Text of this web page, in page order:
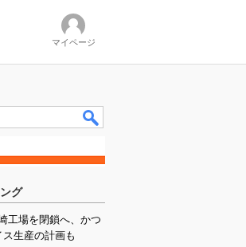
マイページ
グ
工場を閉鎖へ、かつ
生産の計画も